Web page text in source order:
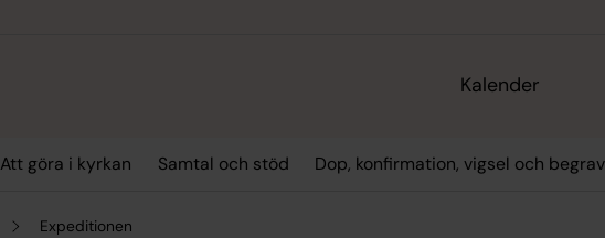
Kalender
Att göra i kyrkan Samtal och stöd Dop, konfirmation, vigsel och
Expeditionen